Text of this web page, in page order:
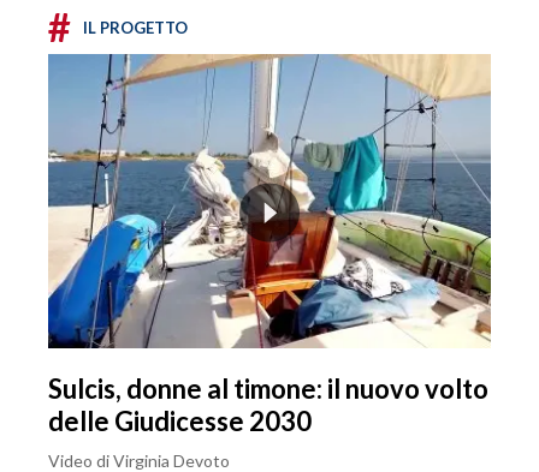
# IL PROGETTO
Sulcis, donne al timone: il nuovo volto
delle Giudicesse 2030
Video di Virginia Devoto